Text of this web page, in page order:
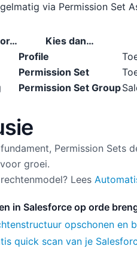
via Permission Set
Kies dan…
Profile
Permission Set
Permission Set Group
Permission Sets
groei.
Lees
in Salesforce op orde
opschonen en
quick scan van je